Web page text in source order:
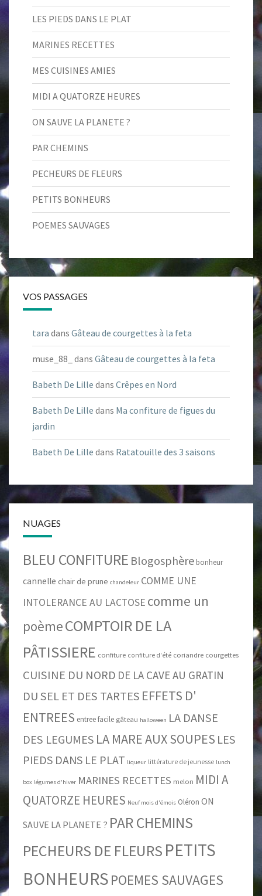
LES PIEDS DANS LE PLAT
MARINES RECETTES
MES CUISINES AMIES
MIDI A QUATORZE HEURES
ON SAUVE LA PLANETE ?
PAR CHEMINS
PECHEURS DE FLEURS
PETITS BONHEURS
POEMES SAUVAGES
VOS PASSAGES
tara dans Gâteau de courgettes à la feta
muse_88_ dans Gâteau de courgettes à la feta
Babeth De Lille dans Crêpes en Nord
Babeth De Lille dans Ma confiture de figues du
jardin
Babeth De Lille dans Ratatouille des 3 saisons
NUAGES
BLEU CONFITURE Blogosphère bonheur
cannelle chair de prune chandeleur COMME UNE
INTOLERANCE AU LACTOSE comme un
poèmeCOMPTOIR DE LA
PÂTISSIERE confiture confiture d'été coriandre courgettes
CUISINE DU NORD DE LA CAVE AU GRATIN
DU SEL ET DES TARTES EFFETS D'
ENTREES entree facile gâteau halloween LA DANSE
DES LEGUMES LA MARE AUX SOUPES LES
PIEDS DANS LE PLAT liqueur littérature de jeunesse lunch
box légumes d'hiver MARINES RECETTES melon MIDI A
QUATORZE HEURES Neuf mois d'émois Oléron ON
SAUVE LA PLANETE ? PAR CHEMINS
PECHEURS DE FLEURS PETITS
BONHEURS POEMES SAUVAGES